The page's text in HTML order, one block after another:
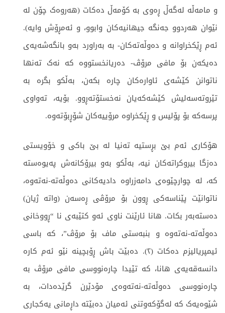
و مامەڵە لەگەڵ ڕەوی بە کۆمەڵ دەکات (هەروەک چۆن لە
نێوان هەردوو جەنگە جیهانیەکان وابوو، و ئەمڕۆش وایە).
ئەم ڕێکخراوانە و دەوڵەتەکان- بە بەراورد بەو بانگەشەیەی
دەیکەن بۆ مافی مرۆڤ- دەریانخستووە کە نەک تەنها
ناتوانن کێشەی ئاوارەکان چارە بکەن، بەڵکو بگرە بە
تێروتەسەلیش کێشەکەیان نەخستۆتەڕوو. بۆیە، تەواوی
پرسەکە بۆ پۆلیس و ڕێکخراوە مرۆییەکان شۆڕبۆتەوە.
هۆکاری ئەم بێ بڕستیە تەنیا لە بێ باکی و خۆویستی
دەزگا بیروکراتەکان نیە، بەڵکو بەو بیرۆکانەش پەیوەستە
کە، لە چوارچێوەی دامەزراوە دادیەکانی دەوڵەتە-نەتەوە،
ناتوانێت پێناسەکی ڕوون بۆ مرۆڤی ڕەسەن (واتە ژیان)
دەستەبەر بکات. هانا ئارێنت ناوی ئەو کتێبەی نا “ڕووخانی
دەوڵەتە-نەتەوە و بنبەستی ماف بۆ مرۆڤ”، کە باسی
ئیمپریالیزم دەکات (٢). دەبێت باش ڕۆبچینە نێو ئەم کارە
دانسەقەیەی هانا، کە تێیدا چارەنووسی مافی مرۆڤ بە
چارەنووسی دەوڵەتە-نەتەوەی مۆدێرن گرێدەدات، بە
شێوەیەک کە لەگۆکەوتنی ئەمیان دەبێتە داڕمانی یەکجاری